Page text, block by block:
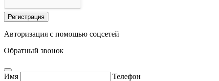
Регистрация
Авторизация с помощью соцсетей
Обратный звонок
Имя Телефон